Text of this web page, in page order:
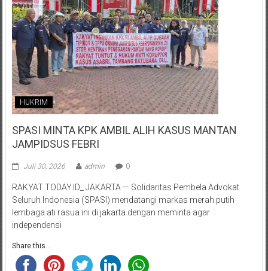
HUKRIM
SPASI MINTA KPK AMBIL ALIH KASUS MANTAN
JAMPIDSUS FEBRI
Juli 30, 2026 admin 0
RAKYAT TODAY.ID_ JAKARTA — Solidaritas Pembela Advokat
Seluruh Indonesia (SPASI) mendatangi markas merah putih
lembaga ati rasua ini di jakarta dengan meminta agar
independensi
Share this...